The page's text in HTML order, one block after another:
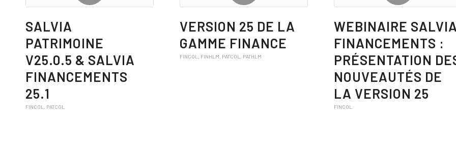
SALVIA
PATRIMOINE
V25.0.5 & SALVIA
FINANCEMENTS
25.1
FINCOL PATCOL
VERSION 25 DE LA
GAMME FINANCE
FINCOL FINHLM PATCOL PATHLM
WEBINAIRE
FINANCEMENTS :
PRÉSENTATION
NOUVEAUTÉS DE
LA VERSION 25
FINCOL